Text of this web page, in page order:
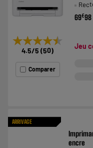
★★★★★
★★★★★
4.5/5 (50)
Comparer
69€98
Jeu
ARRIVAGE
encre